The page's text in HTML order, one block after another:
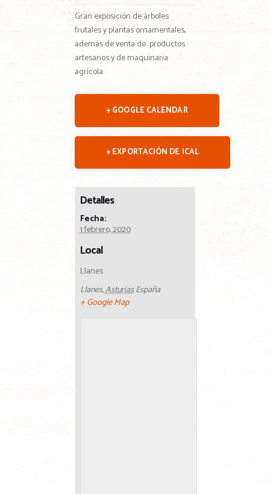
Gran exposición de árboles
frutales y plantas ornamentales,
además de venta de productos
artesanos y de maquinaria
agrícola.
+ GOOGLE CALENDAR
+ EXPORTACIÓN DE ICAL
Detalles
Fecha:
1 febrero, 2020
Local
Llanes
Llanes,AsturiasEspaña
+ Google Map